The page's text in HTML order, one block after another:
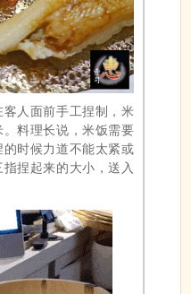
人面前手工捏制，米
料理长说，米饭需要
时候力道不能太紧或
捏起来的大小，送入